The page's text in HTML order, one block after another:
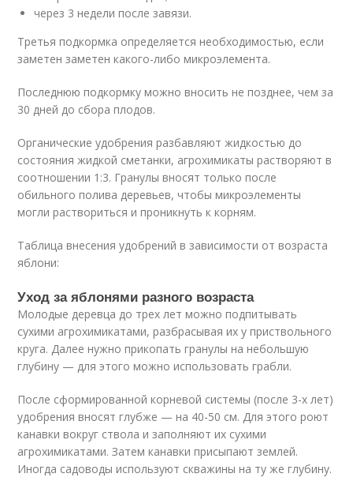
через 3 недели после завязи.
Третья подкормка определяется необходимостью, если
заметен заметен какого-либо микроэлемента.
Последнюю подкормку можно вносить не позднее, чем за
30 дней до сбора плодов.
Органические удобрения разбавляют жидкостью до
состояния жидкой сметанки, агрохимикаты растворяют в
соотношении 1:3. Гранулы вносят только после
обильного полива деревьев, чтобы микроэлементы
могли раствориться и проникнуть к корням.
Таблица внесения удобрений в зависимости от возраста
яблони:
Уход за яблонями разного возраста
Молодые деревца до трех лет можно подпитывать
сухими агрохимикатами, разбрасывая их у приствольного
круга. Далее нужно прикопать гранулы на небольшую
глубину — для этого можно использовать грабли.
После сформированной корневой системы (после 3-х лет)
удобрения вносят глубже — на 40-50 см. Для этого роют
канавки вокруг ствола и заполняют их сухими
агрохимикатами. Затем канавки присыпают землей.
Иногда садоводы используют скважины на ту же глубину.